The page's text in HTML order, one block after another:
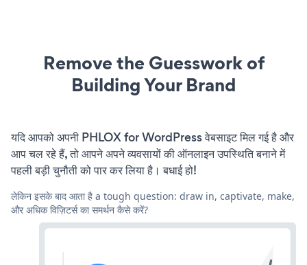
Remove the Guesswork of
Building Your Brand
यदि आपको अपनी PHLOX for WordPress वेबसाइट मिल गई है और
आप चल रहे हैं, तो आपने अपने व्यवसायों की ऑनलाइन उपस्थिति बनाने में
पहली बड़ी चुनौती को पार कर लिया है। बधाई हो!
लेकिन इसके बाद आता है a tough question: draw in, captivate, make,
और अधिक विज़िटर्स का समर्थन कैसे करें?